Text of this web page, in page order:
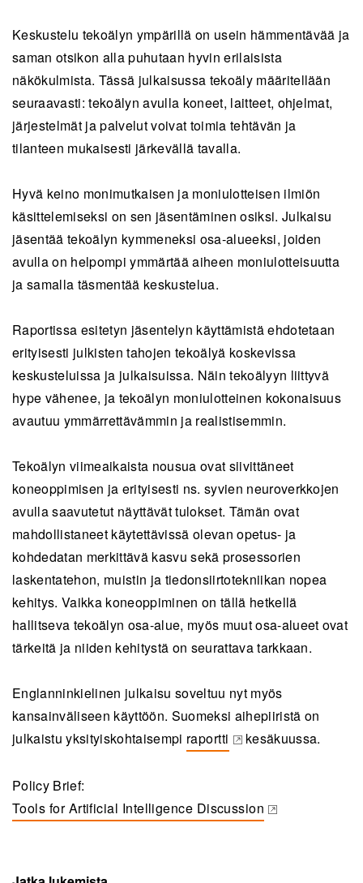
Keskustelu tekoälyn ympärillä on usein hämmentävää ja
saman otsikon alla puhutaan hyvin erilaisista
näkökulmista. Tässä julkaisussa tekoäly määritellään
seuraavasti: tekoälyn avulla koneet, laitteet, ohjelmat,
järjestelmät ja palvelut voivat toimia tehtävän ja
tilanteen mukaisesti järkevällä tavalla.
Hyvä keino monimutkaisen ja moniulotteisen ilmiön
käsittelemiseksi on sen jäsentäminen osiksi. Julkaisu
jäsentää tekoälyn kymmeneksi osa-alueeksi, joiden
avulla on helpompi ymmärtää aiheen moniulotteisuutta
ja samalla täsmentää keskustelua.
Raportissa esitetyn jäsentelyn käyttämistä ehdotetaan
erityisesti julkisten tahojen tekoälyä koskevissa
keskusteluissa ja julkaisuissa. Näin tekoälyyn liittyvä
hype vähenee, ja tekoälyn moniulotteinen kokonaisuus
avautuu ymmärrettävämmin ja realistisemmin.
Tekoälyn viimeaikaista nousua ovat siivittäneet
koneoppimisen ja erityisesti ns. syvien neuroverkkojen
avulla saavutetut näyttävät tulokset. Tämän ovat
mahdollistaneet käytettävissä olevan opetus- ja
kohdedatan merkittävä kasvu sekä prosessorien
laskentatehon, muistin ja tiedonsiirtotekniikan nopea
kehitys. Vaikka kone­oppiminen on tällä hetkellä
hallitseva tekoälyn osa-alue, myös muut osa-alueet ovat
tärkeitä ja niiden kehitystä on seurattava tarkkaan.
Englanninkielinen julkaisu soveltuu nyt myös
kansainväliseen käyttöön. Suomeksi aihepiiristä on
julkaistu yksityiskohtaisempi raportti
(opens in a new tab)
kesäkuussa.
Policy Brief:
Tools for Artificial Intelligence Discussion
(opens in a new tab)